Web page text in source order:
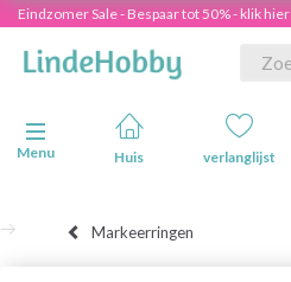
Eindzomer Sale - Bespaar tot 50% - klik hier
Navigatie in-/uitschakelen
Menu
Huis verlanglijst
Markeerringen